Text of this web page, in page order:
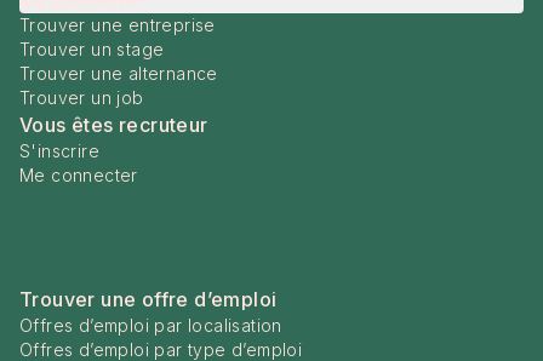
Trouver une entreprise
Trouver un stage
Trouver une alternance
Trouver un job
Vous êtes recruteur
S'inscrire
Me connecter
Trouver une offre d’emploi
Offres d’emploi par localisation
Offres d’emploi par type d’emploi